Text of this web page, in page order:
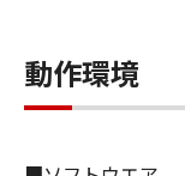
３．著作権表示
お客様は、
動作環境